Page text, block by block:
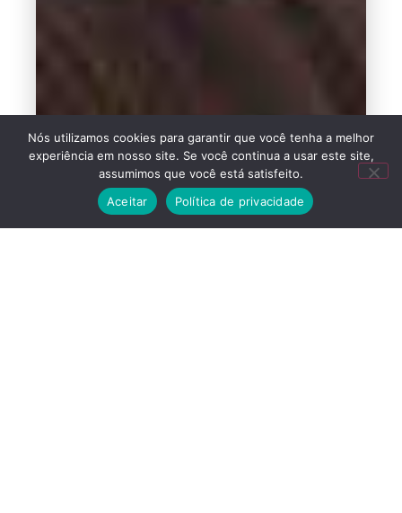
Nós utilizamos cookies para garantir que você tenha a melhor
experiência em nosso site. Se você continua a usar este site,
assumimos que você está satisfeito.
Aceitar
Política de privacidade
Fale conosco